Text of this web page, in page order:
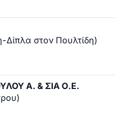
στον Πουλτίδη)
Α. & ΣΙΑ Ο.Ε.